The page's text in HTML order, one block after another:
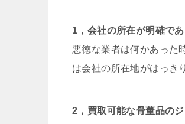
1，会社の所在が明確で
悪徳な業者は何かあった
は会社の所在地がはっき
2，買取可能な骨董品の